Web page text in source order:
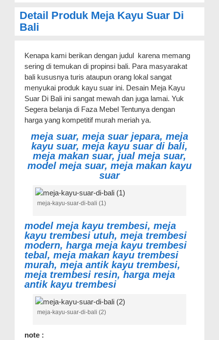
Detail Produk Meja Kayu Suar Di
Bali
Kenapa kami berikan dengan judul karena memang
sering di temukan di propinsi bali. Para masyarakat
bali kususnya turis ataupun orang lokal sangat
menyukai produk kayu suar ini. Desain Meja Kayu
Suar Di Bali ini sangat mewah dan juga lamai. Yuk
Segera belanja di Faza Mebel Tentunya dengan
harga yang kompetitif murah meriah ya.
meja suar, meja suar jepara, meja
kayu suar, meja kayu suar di bali,
meja makan suar, jual meja suar,
model meja suar, meja makan kayu
suar
meja-kayu-suar-di-bali (1)
model meja kayu trembesi, meja
kayu trembesi utuh, meja trembesi
modern, harga meja kayu trembesi
tebal, meja makan kayu trembesi
murah, meja antik kayu trembesi,
meja trembesi resin, harga meja
antik kayu trembesi
meja-kayu-suar-di-bali (2)
note :